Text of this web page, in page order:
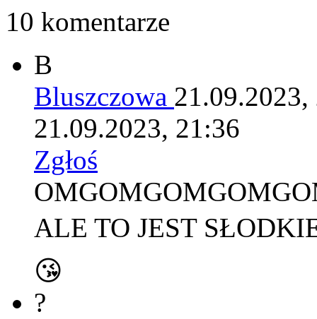
10 komentarze
B
Bluszczowa 21.09.2023,
21.09.2023, 21:36
Zgłoś
ALE TO JEST
😘
?